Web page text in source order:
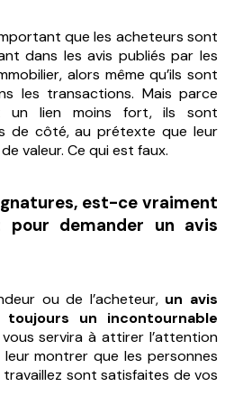
que les acheteurs sont
dans les avis publiés par les
alors même qu’ils sont
les transactions. Mais parce
un lien moins fort, ils sont
de côté, au prétexte que leur
valeur. Ce qui est faux.
est-ce vraiment
pour demander un avis
ou de l’acheteur, un avis
un incontournable
vous servira à attirer l’attention
montrer que les personnes
travaillez sont satisfaites de vos